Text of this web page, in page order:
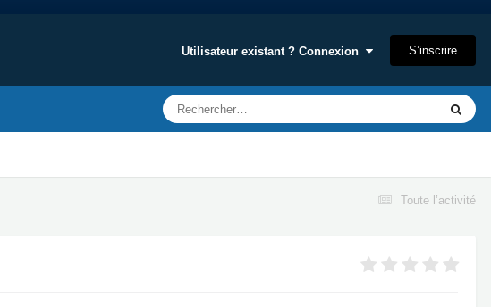
Utilisateur existant ? Connexion S’inscrire
Toute l’activité